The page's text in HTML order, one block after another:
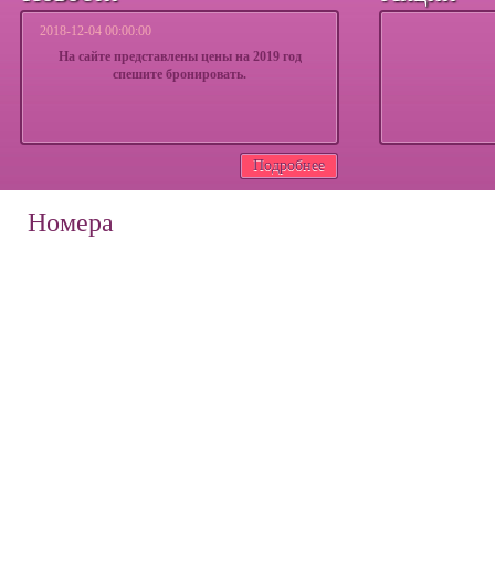
2018-12-04 00:00:00
На сайте представлены цены на 2019 год
спешите бронировать.
Подробнее
Номера